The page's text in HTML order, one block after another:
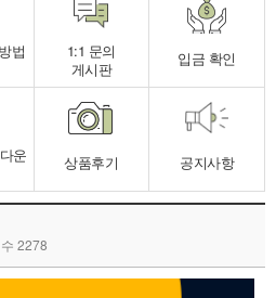
법
1:1 문의
게시판
입금 확인
운 상품후기 공지사항
2278